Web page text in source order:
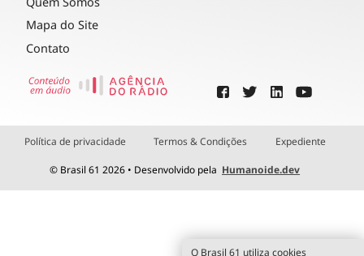
Mapa do Site
Contato
Política de privacidade Termos & Condições Expediente
© Brasil 61 2026 • Desenvolvido pela Humanoide.dev
O Brasil 61 utiliza cookies